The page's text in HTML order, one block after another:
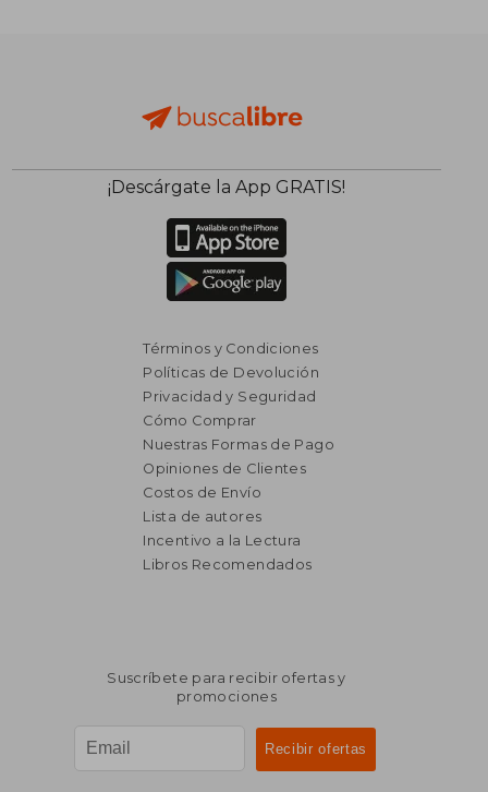
$ 6.350
$ 3.175
¡Descárgate la App GRATIS!
Términos y Condiciones
Políticas de Devolución
Privacidad y Seguridad
Cómo Comprar
Nuestras Formas de Pago
Opiniones de Clientes
Costos de Envío
Lista de autores
Incentivo a la Lectura
Libros Recomendados
Suscríbete para recibir ofertas y
promociones